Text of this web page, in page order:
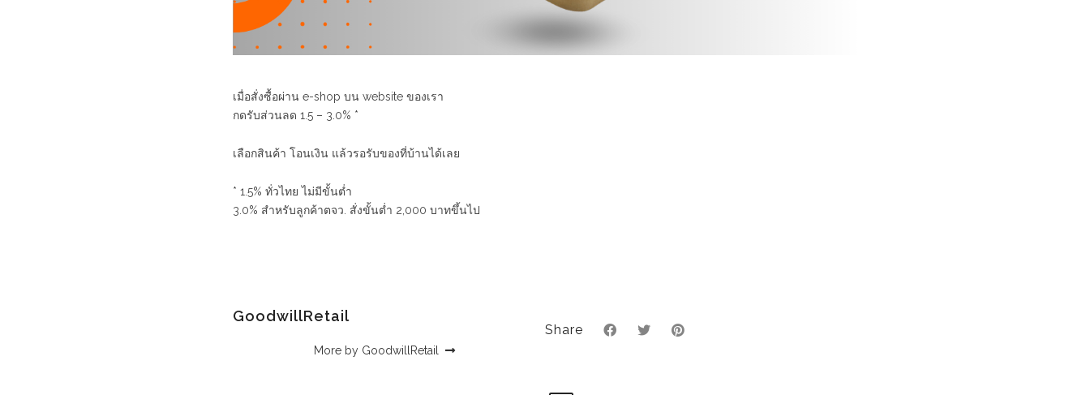
เมื่อสั่งซื้อผ่าน e-shop บน website ของเรา
กดรับส่วนลด 1.5 – 3.0% *
เลือกสินค้า โอนเงิน แล้วรอรับของที่บ้านได้เลย
* 1.5% ทั่วไทย ไม่มีขั้นต่ำ
3.0% สำหรับลูกค้าตจว. สั่งขั้นต่ำ 2,000 บาทขึ้นไป
GoodwillRetail
More by GoodwillRetail
Share